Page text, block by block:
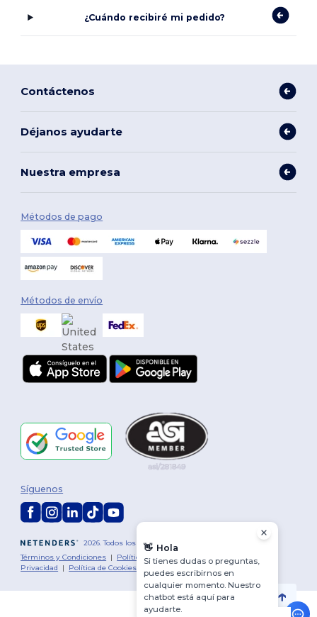
¿Cuándo recibiré mi pedido?
Contáctenos
Déjanos ayudarte
Nuestra empresa
Métodos de pago
Métodos de envío
2026. Todos los derechos reservados
Términos y Condiciones | Política de personalización
Política de
Privacidad | Política de Cookies
Síguenos
👋 Hola
Si tienes dudas o preguntas,
puedes escribirnos en
cualquier momento. Nuestro
chatbot está aquí para
ayudarte.